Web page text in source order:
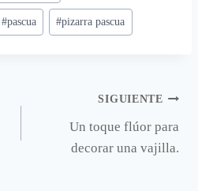
#pascua #pizarra pascua
SIGUIENTE
Un toque flúor para
decorar una vajilla.